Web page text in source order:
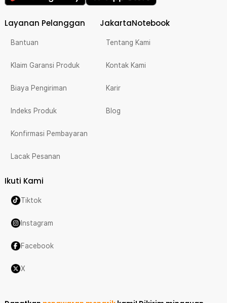
Layanan Pelanggan
Bantuan
Klaim Garansi Produk
Biaya Pengiriman
Indeks Produk
Konfirmasi Pembayaran
Lacak Pesanan
JakartaNotebook
Tentang Kami
Kontak Kami
Karir
Blog
Ikuti Kami
Tiktok
Instagram
Facebook
X